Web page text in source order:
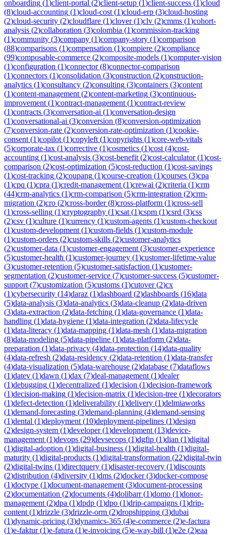
onboarding (1)client-portal (2)client-setup (1)client-success (1)cloud
(8)cloud-accounting (1)cloud-cost (1)cloud-erp (3)cloud-hosting
(2)cloud-security (2)cloudflare (1)clover(1)clv (2)cmms (1)cohort-
analysis (2)collaboration (3)colombia (1)commission-tracking
(1)community (3)company (1)company-story (1)comparison
(88)comparisons (1)compensation (1)compiere (2)compliance
(99)composable-commerce (2)composite-models (1)computer-vision
(1)configuration (1)connector(8)connector-comparison
(1)connectors (1)consolidation (3)construction (2)construction-
analytics (1)consultancy (2)consulting (3)containers (3)content
(1)content-management (2)content-marketing (3)continuous-
improvement (1)contract-management (1)contract-review
(1)contracts (3)conversation-ai (1)conversation-design
(1)conversational-ai (3)conversion (8)conversion-optimization
(7)conversion-rate (2)conversion-rate-optimization (1)cookie-
consent (1)copilot (1)copyleft (1)copyrights (1)core-web-vitals
(5)corporate-tax (1)corrective (1)cosmetics (1)cost (4)cost-
accounting (1)cost-analysis (3)cost-benefit (2)cost-calculator(1)cost-
comparison (2)cost-optimization (5)cost-reduction (1)cost-savings
(1)cost-tracking (2)coupang (1)course-creation (1)courses (3)cpa
(1)cpq (1)cpra (1)credit-management (1)crewai (2)criteria (1)crm
(44)crm-analytics (1)crm-comparison (5)crm-integration (2)crm-
migration (2)cro (2)cross-border(8)cross-platform (1)cross-sell
(1)cross-selling (1)cryptography (1)csat (1)cspm (1)csrd (3)css
(2)csv (1)culture (1)currency (1)custom-agents (1)custom-checkout
(1)custom-development (1)custom-fields (1)custom-module
(1)custom-orders (2)custom-skills (2)customer-analytics
(2)customer-data (1)customer-engagement (3)customer-experience
(5)customer-health (1)customer-journey (1)customer-lifetime-value
(3)customer-retention (5)customer-satisfaction (1)customer-
segmentation (2)customer-service (7)customer-success (5)customer-
support (7)customization (5)customs (1)cutover(2)cx
(1)cybersecurity (14)daraz (1)dashboard (2)dashboards (16)data
(5)data-analysis (3)data-analytics (3)data-cleanup (2)data-driven
(3)data-extraction (2)data-fetching (1)data-governance (1)data-
handling (1)data-hygiene (1)data-integration (2)data-lifecycle
(1)data-literacy (1)data-mapping (1)data-mesh (1)data-migration
(8)data-modeling (5)data-pipeline (1)data-platform (2)data-
preparation (1)data-privacy (4)data-protection (14)data-quality
(4)data-refresh (2)data-residency (2)data-retention (1)data-transfer
(4)data-visualization (5)data-warehouse (2)database (7)dataflows
(1)datev (1)dawn (1)dax (7)deal-management (1)dealer
(1)debugging (1)decentralized (1)decision (1)decision-framework
(1)decision-making (1)decision-matrix (1)decision-tree (1)decorators
(1)defect-detection (1)deliverability (1)delivery (1)delmiaworks
(1)demand-forecasting (3)demand-planning (4)demand-sensing
(1)dental (1)deployment (10)deployment-pipelines (1)design
(2)design-system (1)developer(1)development (13)device-
management (1)devops (29)devsecops (1)dgfip (1)dian (1)digital
(1)digital-adoption (1)digital-business (1)digital-health (1)digital-
maturity (1)digital-products (1)digital-transformation (22)digital-twin
(2)digital-twins (1)directquery (1)disaster-recovery (1)discounts
(2)distribution (4)diversity (1)dms (2)docker(3)docker-compose
(1)doctype (1)document-management (3)document-processing
(2)documentation (2)documents (4)dolibarr(1)domo (1)donor-
management (2)dpa (1)dpdp (1)dpo (1)drip-campaigns (1)drip-
content (1)drizzle (3)drizzle-orm (2)dropshipping (3)dubai
(1)dynamic-pricing (3)dynamics-365 (4)e-commerce (2)e-factura
(1)e-faktur(1)e-fatura (1)e-invoicing (5)e-way-bill (1)e2e (2)eaa